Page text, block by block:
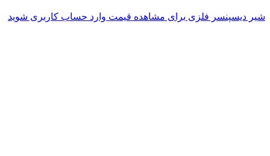
شیر دیسپنسر فلزی برای مشاهده قیمت وارد حساب کاربری شوید